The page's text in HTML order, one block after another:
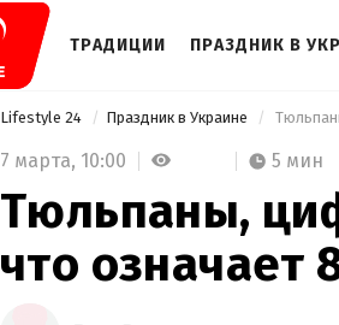
ТРАДИЦИИ ПРАЗДНИК В
Lifestyle 24 Праздник в Украине
7 марта, 10:00 5 мин
Тюльпаны,
что означает